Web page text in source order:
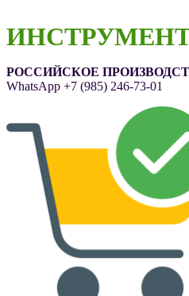
РОССИЙСКОЕ
WhatsApp +7 (985) 246-73-01